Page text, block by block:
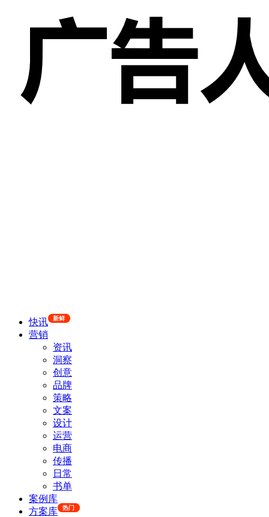
快讯 新鲜
营销
资讯
洞察
创意
品牌
策略
文案
设计
运营
电商
传播
日常
书单
案例库
方案库
热门